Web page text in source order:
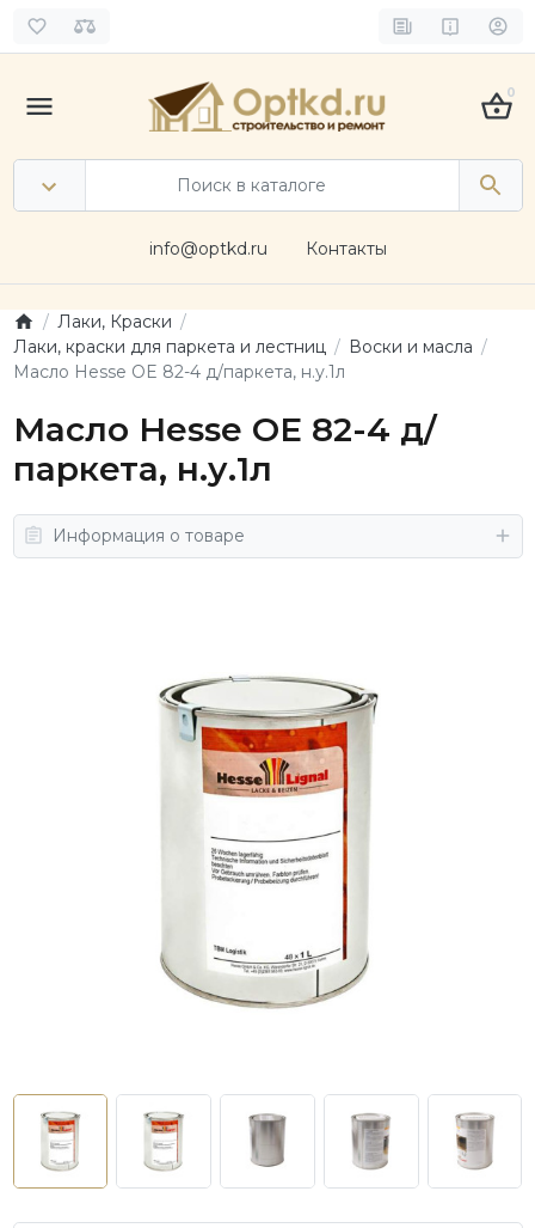
0
info@optkd.ru Контакты
Лаки, Краски
Лаки, краски для паркета и лестниц
Воски и масла
Масло Hesse OE 82-4 д/паркета, н.у.1л
Масло Hesse OE 82-4 д/
паркета, н.у.1л
Информация о товаре